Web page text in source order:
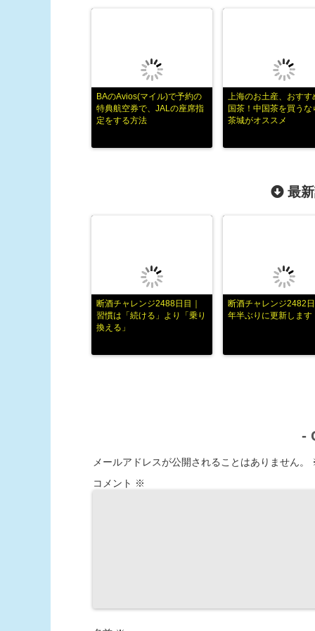
BAのAvios(マイル)で予約の
特典航空券で、JALの座席指
定をする方法
上海のお土産、おすす
国茶！中国茶を買うな
茶城がオススメ
最
断酒チャレンジ2488日目｜
習慣は「続ける」より「乗り
換える」
断酒チャレンジ2482
年半ぶりに更新します
-
メールアドレスが公開されることはありません。
コメント ※